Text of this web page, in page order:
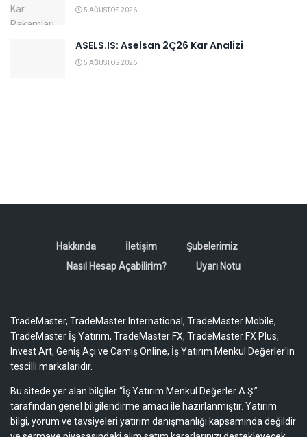
5 AĞUSTOS 2026
ASELS.IS: Aselsan 2Ç26 Kar Analizi
5 AĞUSTOS 2026
Hakkında İletişim
Şubelerimiz
Nasıl Hesap Açabilirim?
Uyarı Notu
TradeMaster, TradeMaster International, TradeMaster Mobile,
TradeMaster İş Yatırım, TradeMaster FX, TradeMaster FX Plus,
Invest Art, Geniş Açı ve Camiş Online, İş Yatırım Menkul Değerler'in
tescilli markalarıdır.
Bu sitede yer alan bilgiler “İş Yatırım Menkul Değerler A.Ş.”
tarafından genel bilgilendirme amacı ile hazırlanmıştır. Yatırım
bilgi, yorum ve tavsiyeleri yatırım danışmanlığı kapsamında değildir